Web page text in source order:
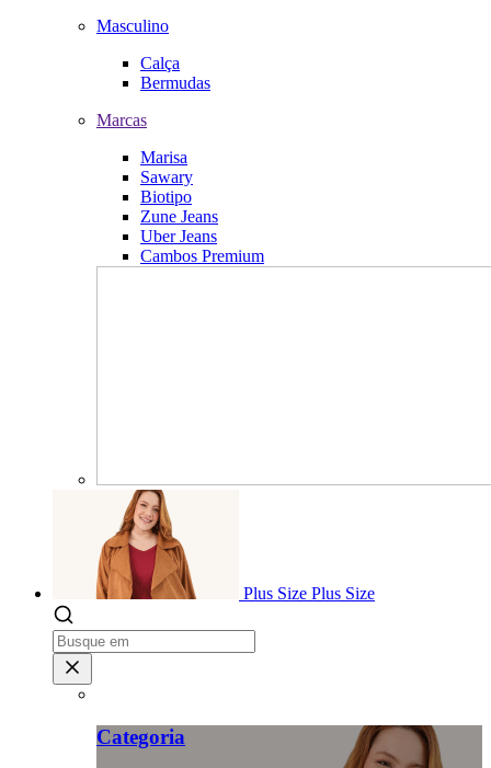
Masculino
Calça
Bermudas
Marcas
Marisa
Sawary
Biotipo
Zune Jeans
Uber Jeans
Cambos Premium
Plus Size Plus Size
Categoria